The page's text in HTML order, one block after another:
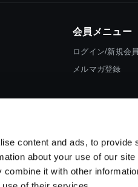
content and ads, to
about your use of our
it with other
会員メニュー
ログイン/新規会
メルマガ登録